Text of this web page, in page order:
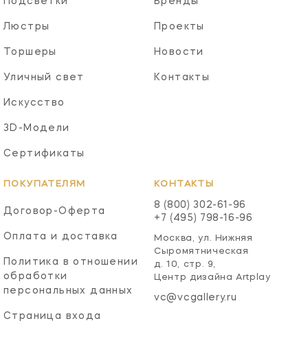
Люстры
Торшеры
Уличный свет
Искусство
3D-Модели
Сертификаты
Проекты
Новости
Контакты
ПОКУПАТЕЛЯМ
Договор-Оферта
Оплата и доставка
Политика в отношении
обработки
персональных данных
Страница входа
КОНТАКТЫ
8 (800) 302-61-96
+7 (495) 798-16-96
Москва, ул. Нижняя
Сыромятническая
д. 10, стр. 9,
Центр дизайна Artplay
vc@vcgallery.ru